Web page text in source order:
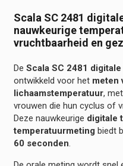
Scala SC 2481
nauwkeurige
vruchtbaarheid en
De Scala SC 2481
ontwikkeld voor het meten
lichaamstemperatuur,
vrouwen die hun cyclus of
Deze nauwkeurige digitale
temperatuurmeting biedt
60 seconden.